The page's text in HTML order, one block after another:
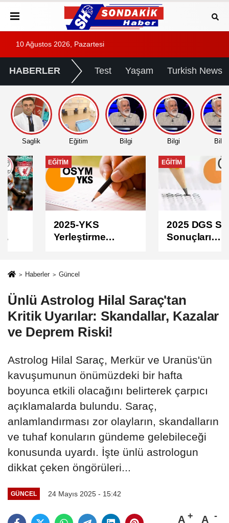
10 Ağustos 2026, Pazartesi
HABERLER Test Yaşam Turkish News
Saglik Eğitim Bilgi Bilgi Bilgi
EĞITIM
2025-YKS
Yerleştirme
Sonuçlar
Açıldı
EĞITIM
2025 DGS Sınav
Sonuçları
Haberler Güncel
Ünlü Astrolog Hilal Saraç'tan
Kritik Uyarılar: Skandallar, Kazalar
ve Deprem Riski!
Astrolog Hilal Saraç, Merkür ve Uranüs'ün
kavuşumunun önümüzdeki bir hafta
boyunca etkili olacağını belirterek çarpıcı
açıklamalarda bulundu. Saraç,
anlamlandırması zor olayların, skandalların
ve tuhaf konuların gündeme gelebileceği
konusunda uyardı. İşte ünlü astrologun
dikkat çeken öngörüleri...
GÜNCEL 24 Mayıs 2025 - 15:42
A A